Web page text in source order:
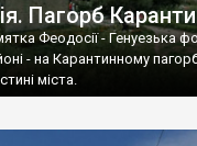
Пагорб
Феодосії - Генуезька
- на Карантинному
міста.